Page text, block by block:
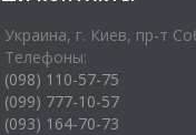
Украина, г. Киев, пр-т
Телефоны:
(098) 110-57-75
(099) 777-10-57
(093) 164-70-73